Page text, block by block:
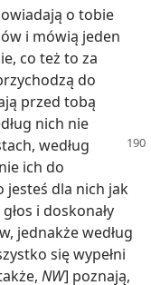
o tobie
i mówią jeden
co też to za
do
przed tobą
nich nie
według
ich do
jesteś dla nich jak
i doskonały
jednakże według
się wypełni
NW] poznają,